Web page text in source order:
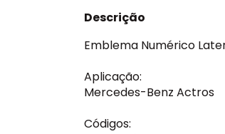
Descrição
Emblema Numérico
Aplicação:
Mercedes-Benz Actros
Códigos: